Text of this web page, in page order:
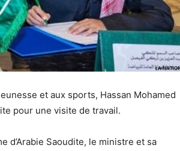
et aux sports, Hassan Mohamed
pour une visite de travail.
d’Arabie Saoudite, le ministre et sa